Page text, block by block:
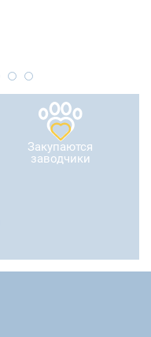
Закупаются
заводчики